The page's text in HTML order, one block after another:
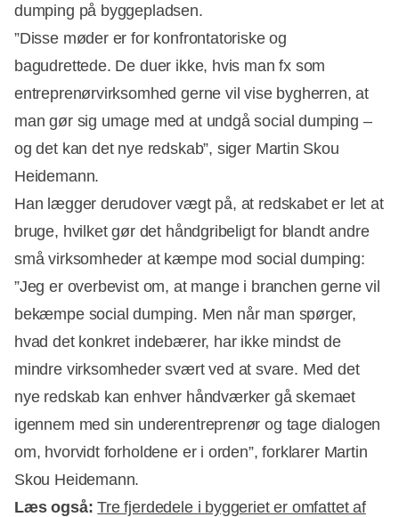
dumping på byggepladsen.
”Disse møder er for konfrontatoriske og
bagudrettede. De duer ikke, hvis man fx som
entreprenørvirksomhed gerne vil vise bygherren, at
man gør sig umage med at undgå social dumping –
og det kan det nye redskab”, siger Martin Skou
Heidemann.
Han lægger derudover vægt på, at redskabet er let at
bruge, hvilket gør det håndgribeligt for blandt andre
små virksomheder at kæmpe mod social dumping:
”Jeg er overbevist om, at mange i branchen gerne vil
bekæmpe social dumping. Men når man spørger,
hvad det konkret indebærer, har ikke mindst de
mindre virksomheder svært ved at svare. Med det
nye redskab kan enhver håndværker gå skemaet
igennem med sin underentreprenør og tage dialogen
om, hvorvidt forholdene er i orden”, forklarer Martin
Skou Heidemann.
Læs også: Tre fjerdedele i byggeriet er omfattet af